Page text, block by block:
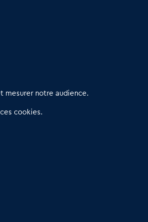
au service du commerce de
mesurer notre audience.
cookies.